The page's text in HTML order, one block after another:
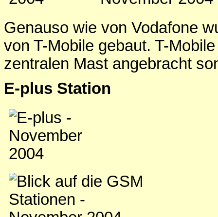
Genauso wie von Vodafone
von T-Mobile gebaut. T-
zentralen Mast angebracht
E-plus Station